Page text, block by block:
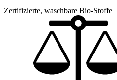
Zertifizierte, waschbare Bio-Stoffe